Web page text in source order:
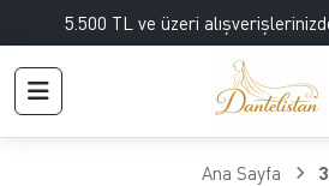
5.500 TL ve üzeri
Ana Sayfa